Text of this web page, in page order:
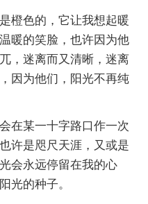
色的，它让我想起暖
暖的笑脸，也许因为他
，迷离而又清晰，迷离
因为他们，阳光不再纯
某一十字路口作一次
许是咫尺天涯，又或是
会永远停留在我的心
光的种子。